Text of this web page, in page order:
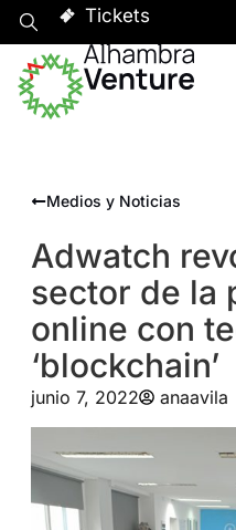
Tickets
Medios y Noticias
Adwatch
sector de la
online con
‘blockchain’
junio 7, 2022 anaavila